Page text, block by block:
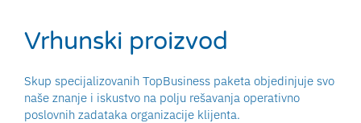
Vrhunski proizvod
Skup specijalizovanih TopBusiness paketa objedinjuje svo
naše znanje i iskustvo na polju rešavanja operativno
poslovnih zadataka organizacije klijenta.